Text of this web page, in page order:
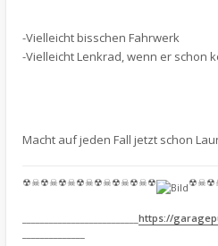
-Vielleicht bisschen Fahrwerk
-Vielleicht Lenkrad, wenn er schon
Macht auf jeden Fall jetzt schon
☢☠☢☠☢☠☢☠☢☠☢☠☢☠☢
https://